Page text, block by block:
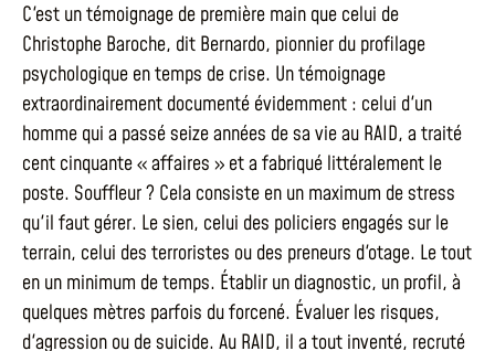
C'est un témoignage de première main que celui de
Christophe Baroche, dit Bernardo, pionnier du profilage
psychologique en temps de crise. Un témoignage
extraordinairement documenté évidemment : celui d'un
homme qui a passé seize années de sa vie au RAID, a traité
cent cinquante « affaires » et a fabriqué littéralement le
poste. Souffleur ? Cela consiste en un maximum de stress
qu'il faut gérer. Le sien, celui des policiers engagés sur le
terrain, celui des terroristes ou des preneurs d'otage. Le tout
en un minimum de temps. Établir un diagnostic, un profil, à
quelques mètres parfois du forcené. Évaluer les risques,
d'agression ou de suicide. Au RAID, il a tout inventé, recruté